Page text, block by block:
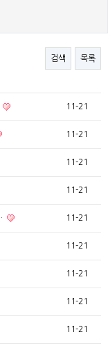
검색 목록
11-21
11-21
11-21
11-21
11-21
11-21
11-21
11-21
11-21